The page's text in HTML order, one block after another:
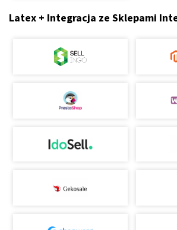
Latex + Integracja ze Sklepami